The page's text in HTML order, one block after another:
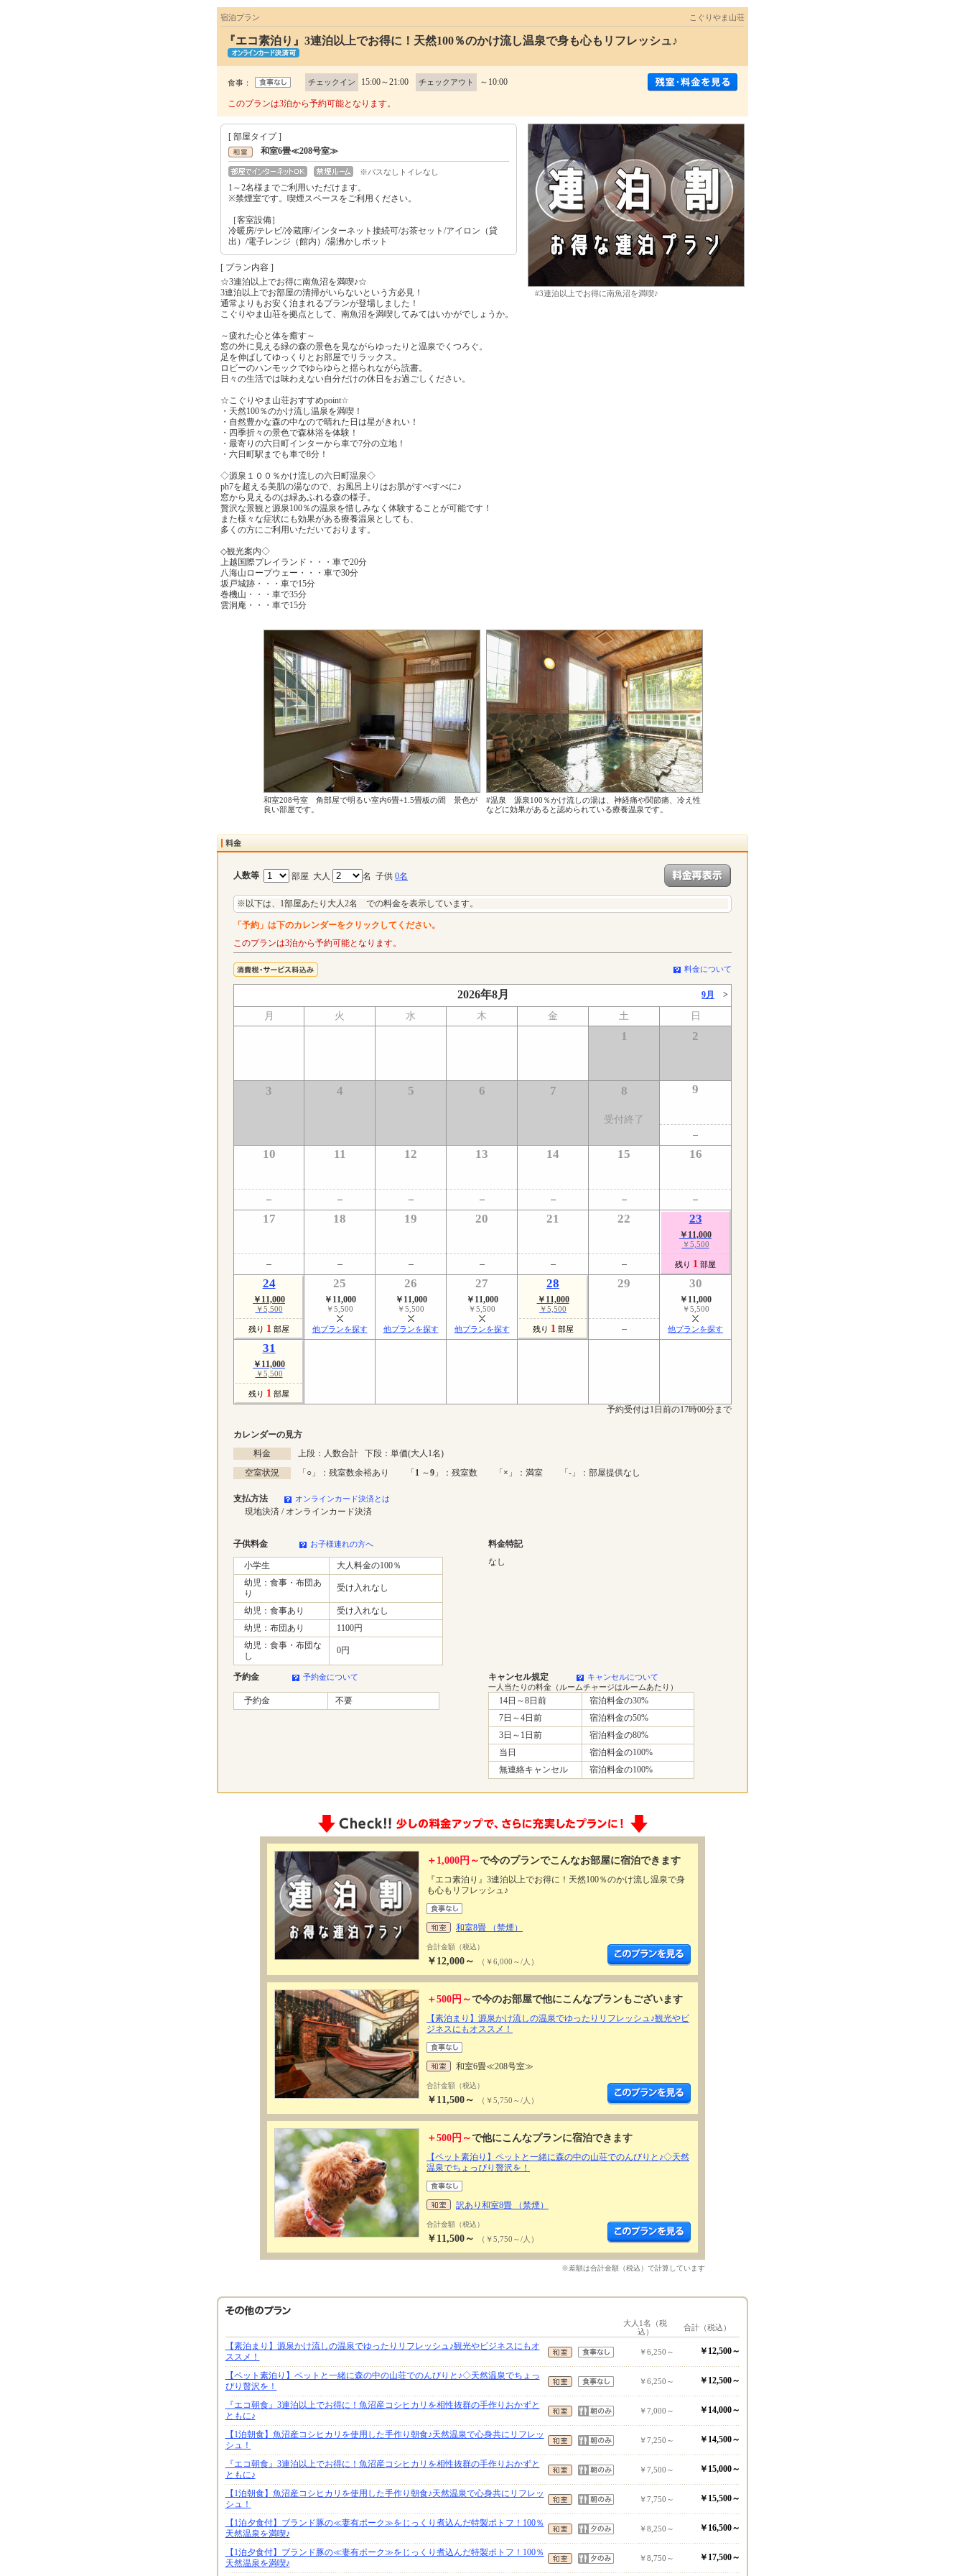
宿泊プラン こぐりやま山荘
『エコ素泊り』3連泊以上でお得に！天然100％のかけ流し温泉で身も心もリフレッシュ♪
食事： チェックイン 15:00～21:00 チェックアウト ～10:00
このプランは3泊から予約可能となります。
[ 部屋タイプ ]
和室6畳≪208号室≫
※バスなしトイレなし
1～2名様までご利用いただけます。
※禁煙室です。喫煙スペースをご利用ください。
［客室設備］
冷暖房/テレビ/冷蔵庫/インターネット接続可/お茶セット/アイロン（貸
出）/電子レンジ（館内）/湯沸かしポット
#3連泊以上でお得に南魚沼を満喫♪
[ プラン内容 ]
☆3連泊以上でお得に南魚沼を満喫♪☆
3連泊以上でお部屋の清掃がいらないという方必見！
通常よりもお安く泊まれるプランが登場しました！
こぐりやま山荘を拠点として、南魚沼を満喫してみてはいかがでしょうか。
～疲れた心と体を癒す～
窓の外に見える緑の森の景色を見ながらゆったりと温泉でくつろぐ。
足を伸ばしてゆっくりとお部屋でリラックス。
ロビーのハンモックでゆらゆらと揺られながら読書。
日々の生活では味わえない自分だけの休日をお過ごしください。
☆こぐりやま山荘おすすめpoint☆
・天然100％のかけ流し温泉を満喫！
・自然豊かな森の中なので晴れた日は星がきれい！
・四季折々の景色で森林浴を体験！
・最寄りの六日町インターから車で7分の立地！
・六日町駅までも車で8分！
◇源泉１００％かけ流しの六日町温泉◇
ph7を超える美肌の湯なので、お風呂上りはお肌がすべすべに♪
窓から見えるのは緑あふれる森の様子。
贅沢な景観と源泉100％の温泉を惜しみなく体験することが可能です！
また様々な症状にも効果がある療養温泉としても、
多くの方にご利用いただいております。
◇観光案内◇
上越国際プレイランド・・・車で20分
八海山ロープウェー・・・車で30分
坂戸城跡・・・車で15分
巻機山・・・車で35分
雲洞庵・・・車で15分
和室208号室 角部屋で明るい室内6畳+1.5畳板の間 景色が
良い部屋です。
#温泉 源泉100％かけ流しの湯は、神経痛や関節痛、冷え性
などに効果があると認められている療養温泉です。
人数等 部屋 大人 名 子供 0名
※以下は、1部屋あたり大人2名 での料金を表示しています。
「予約」は下のカレンダーをクリックしてください。
このプランは3泊から予約可能となります。
料金について
2026年8月 9月 >
月 火 水 木 金 土 日
1 2
3 4 5 6 7 8
受付終了
9
10 11 12 13 14 15 16
17 18 19 20 21 22 23
￥11,000
￥5,500
残り 1 部屋
24
￥11,000
￥5,500
残り 1 部屋
25
￥11,000
￥5,500
他プランを探す
26
￥11,000
￥5,500
他プランを探す
27
￥11,000
￥5,500
他プランを探す
28
￥11,000
￥5,500
残り 1 部屋
29 30
￥11,000
￥5,500
他プランを探す
31
￥11,000
￥5,500
残り 1 部屋
予約受付は1日前の17時00分まで
カレンダーの見方
料金
上段：人数合計 下段：単価(大人1名)
空室状況
「○ 」：残室数余裕あり 「1 ～9 」：残室数 「× 」：満室 「-」：部屋提供なし
支払方法 オンラインカード決済とは
現地決済 / オンラインカード決済
子供料金 お子様連れの方へ 料金特記
小学生
大人料金の100％
幼児：食事・布団あ
り
受け入れなし
幼児：食事あり
受け入れなし
幼児：布団あり
1100円
幼児：食事・布団な
し
0円
なし
予約金 予約金について キャンセル規定
キャンセルについて
一人当たりの料金（ルームチャージはルームあたり）
予約金 不要 14日～8日前
宿泊料金の30%
7日～4日前
宿泊料金の50%
3日～1日前
宿泊料金の80%
当日
宿泊料金の100%
無連絡キャンセル
宿泊料金の100%
＋1,000円～で今のプランでこんなお部屋に宿泊できます
『エコ素泊り』3連泊以上でお得に！天然100％のかけ流し温泉で身
も心もリフレッシュ♪
和室8畳 （禁煙）
合計金額（税込）
￥12,000～ （￥6,000～/人）
＋500円～で今のお部屋で他にこんなプランもございます
【素泊まり】源泉かけ流しの温泉でゆったりリフレッシュ♪観光やビ
ジネスにもオススメ！
和室6畳≪208号室≫
合計金額（税込）
￥11,500～ （￥5,750～/人）
＋500円～で他にこんなプランに宿泊できます
【ペット素泊り】ペットと一緒に森の中の山荘でのんびりと♪◇天然
温泉でちょっぴり贅沢を！
訳あり和室8畳 （禁煙）
合計金額（税込）
￥11,500～ （￥5,750～/人）
※差額は合計金額（税込）で計算しています
大人1名（税
込）
合計（税込）
【素泊まり】源泉かけ流しの温泉でゆったりリフレッシュ♪観光やビジネスにもオ
ススメ！
￥6,250～ ￥12,500～
【ペット素泊り】ペットと一緒に森の中の山荘でのんびりと♪◇天然温泉でちょっ
ぴり贅沢を！
￥6,250～ ￥12,500～
『エコ朝食』3連泊以上でお得に！魚沼産コシヒカリを相性抜群の手作りおかずと
ともに♪
￥7,000～ ￥14,000～
【1泊朝食】魚沼産コシヒカリを使用した手作り朝食♪天然温泉で心身共にリフレッ
シュ！
￥7,250～ ￥14,500～
『エコ朝食』3連泊以上でお得に！魚沼産コシヒカリを相性抜群の手作りおかずと
ともに♪
￥7,500～ ￥15,000～
【1泊朝食】魚沼産コシヒカリを使用した手作り朝食♪天然温泉で心身共にリフレッ
シュ！
￥7,750～ ￥15,500～
【1泊夕食付】ブランド豚の≪妻有ポーク≫をじっくり煮込んだ特製ポトフ！100％
天然温泉を満喫♪
￥8,250～ ￥16,500～
【1泊夕食付】ブランド豚の≪妻有ポーク≫をじっくり煮込んだ特製ポトフ！100％
天然温泉を満喫♪
￥8,750～ ￥17,500～